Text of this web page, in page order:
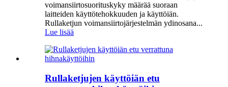
voimansiirtosuorituskyky määrää suoraan
laitteiden käyttötehokkuuden ja käyttöiän.
Rullaketjun voimansiirtojärjestelmän ydinosana...
Lue lisää
Rullaketjujen käyttöiän etu